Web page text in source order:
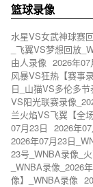
篮球录像
水星VS女武神球赛
_飞翼VS梦想回放
由人录像 2026年07
风暴VS狂热【赛事
日_山猫VS多伦多
VS阳光联赛录像
兰火焰VS飞翼【全场
07月23日 2026年
2026年07月23日
23号_WNBA录像_
_WNBA录像_2026
像】_WNBA录像